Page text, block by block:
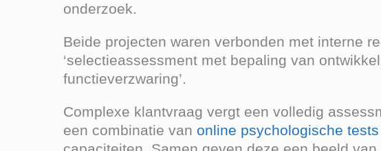
onderzoek.
Beide projecten waren verbonden met interne
‘selectieassessment met bepaling van
functieverzwaring’.
Complexe klantvraag vergt een volledig
een combinatie van online psychologische tests